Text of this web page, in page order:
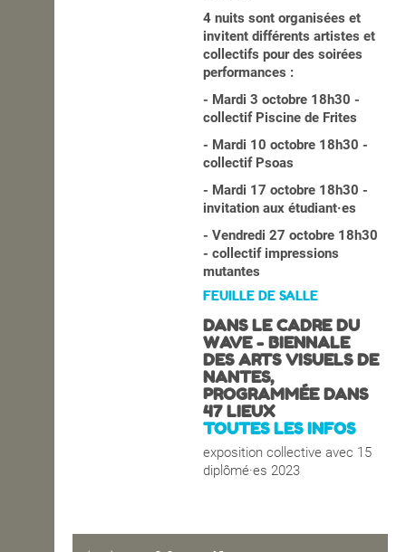
4 nuits sont organisées et
invitent différents artistes et
collectifs pour des soirées
performances :
- Mardi 3 octobre 18h30 -
collectif Piscine de Frites
- Mardi 10 octobre 18h30 -
collectif Psoas
- Mardi 17 octobre 18h30 -
invitation aux étudiant·es
- Vendredi 27 octobre 18h30
- collectif impressions
mutantes
FEUILLE DE SALLE
DANS LE CADRE DU
WAVE - BIENNALE
DES ARTS VISUELS DE
NANTES,
PROGRAMMÉE DANS
47 LIEUX
TOUTES LES INFOS
exposition collective avec 15
diplômé·es 2023